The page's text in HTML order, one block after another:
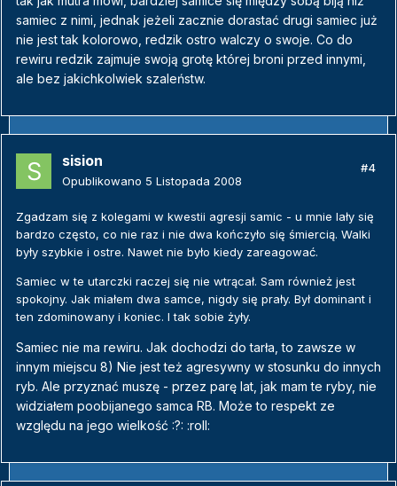
samiec z nimi, jednak jeżeli zacznie dorastać drugi samiec już
nie jest tak kolorowo, redzik ostro walczy o swoje. Co do
rewiru redzik zajmuje swoją grotę której broni przed innymi,
ale bez jakichkolwiek szaleństw.
sision
Opublikowano 5 Listopada 2008
#4
Zgadzam się z kolegami w kwestii agresji samic - u mnie lały się
bardzo często, co nie raz i nie dwa kończyło się śmiercią. Walki
były szybkie i ostre. Nawet nie było kiedy zareagować.
Samiec w te utarczki raczej się nie wtrącał. Sam również jest
spokojny. Jak miałem dwa samce, nigdy się prały. Był dominant i
ten zdominowany i koniec. I tak sobie żyły.
Samiec nie ma rewiru. Jak dochodzi do tarła, to zawsze w
innym miejscu 8) Nie jest też agresywny w stosunku do innych
ryb. Ale przyznać muszę - przez parę lat, jak mam te ryby, nie
widziałem poobijanego samca RB. Może to respekt ze
względu na jego wielkość :?: :roll: